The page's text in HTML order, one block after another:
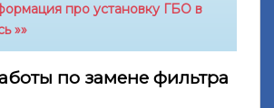
про установку ГБО в
»»
по замене фильтра